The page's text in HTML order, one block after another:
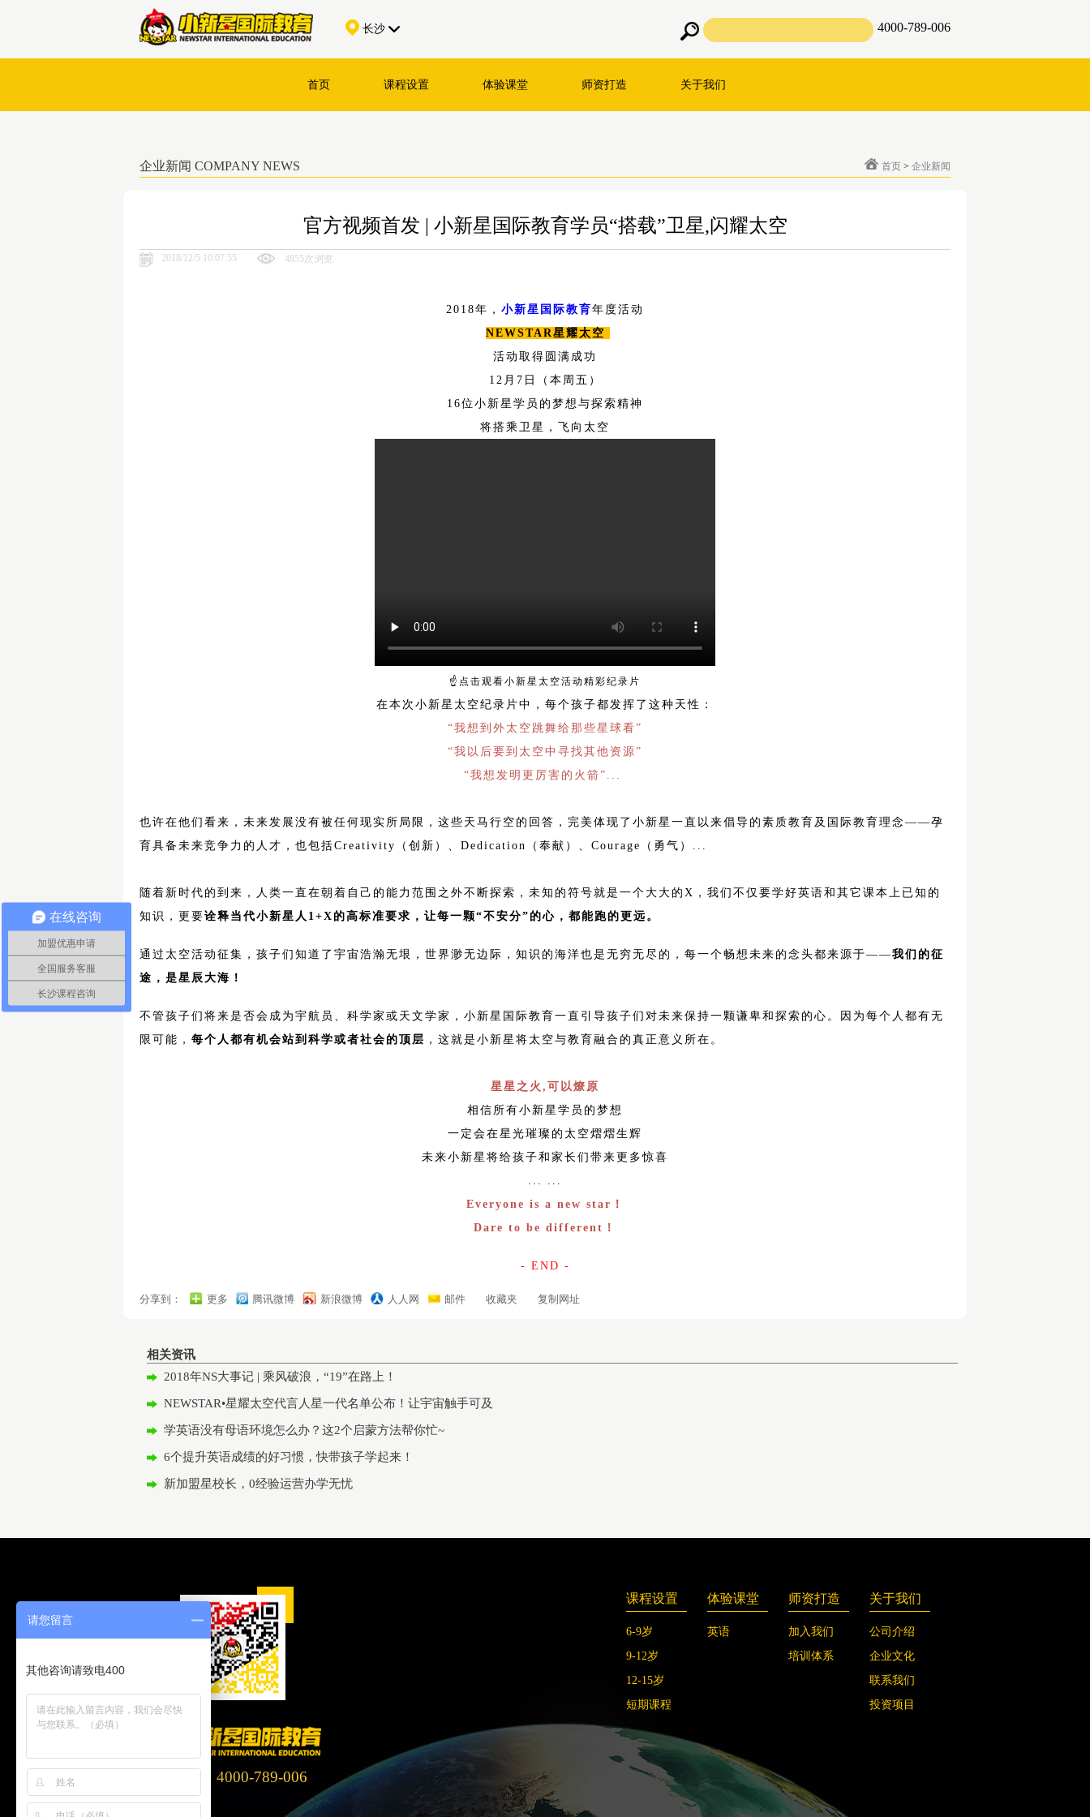
长沙 4000-789-006
首页 课程设置 体验课堂 师资打造 关于我们
企业新闻 COMPANY NEWS 首页 > 企业新闻
官方视频首发 | 小新星国际教育学员“搭载”卫星,闪耀太空
2018/12/5 10:07:55 4855次浏览
2018年， 小新星国际教育年度活动
NEWSTAR星耀太空
活动取得圆满成功
12月7日（本周五）
16位小新星学员的梦想与探索精神
将搭乘卫星，飞向太空
☝点击观看小新星太空活动精彩纪录片
在本次小新星太空纪录片中，每个孩子都发挥了这种天性：
“我想到外太空跳舞给那些星球看”
“我以后要到太空中寻找其他资源”
“我想发明更厉害的火箭”...
也许在他们看来，未来发展没有被任何现实所局限，这些天马行空的回答，完美体现了小新星一直以来倡导的素质教育及国际教育理念——孕
育具备未来竞争力的人才，也包括Creativity（创新）、Dedication（奉献）、Courage（勇气）...
随着新时代的到来，人类一直在朝着自己的能力范围之外不断探索，未知的符号就是一个大大的X，我们不仅要学好英语和其它课本上已知的
知识，更要诠释当代小新星人1+X的高标准要求，让每一颗“不安分”的心，都能跑的更远。
通过太空活动征集，孩子们知道了宇宙浩瀚无垠，世界渺无边际，知识的海洋也是无穷无尽的，每一个畅想未来的念头都来源于——我们的征
途，是星辰大海！
不管孩子们将来是否会成为宇航员、科学家或天文学家，小新星国际教育一直引导孩子们对未来保持一颗谦卑和探索的心。因为每个人都有无
限可能， 每个人都有机会站到科学或者社会的顶层 ，这就是小新星将太空与教育融合的真正意义所在。
星星之火,可以燎原
相信所有小新星学员的梦想
一定会在星光璀璨的太空熠熠生辉
未来小新星将给孩子和家长们带来更多惊喜
... ...
Everyone is a new star！
Dare to be different！
- END -
分享到： 更多 腾讯微博 新浪微博 人人网 邮件 收藏夹 复制网址
相关资讯
2018年NS大事记 | 乘风破浪，“19”在路上！
NEWSTAR•星耀太空代言人星一代名单公布！让宇宙触手可及
学英语没有母语环境怎么办？这2个启蒙方法帮你忙~
6个提升英语成绩的好习惯，快带孩子学起来！
新加盟星校长，0经验运营办学无忧
客服电话：4000-789-006
课程设置
6-9岁
9-12岁
12-15岁
短期课程
体验课堂
英语
师资打造
加入我们
培训体系
关于我们
公司介绍
企业文化
联系我们
投资项目
在线咨询
加盟优惠申请
全国服务客服
长沙课程咨询
请您留言
其他咨询请致电400